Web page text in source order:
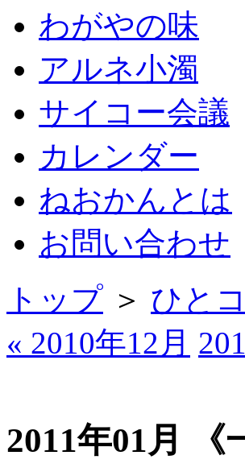
わがやの味
アルネ小濁
サイコー会議
カレンダー
ねおかんとは
お問い合わせ
トップ ＞ ひと
« 2010年12月
2011年01月 《